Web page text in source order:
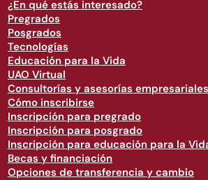
¿En qué estás interesado?
Pregrados
Posgrados
Tecnologías
Educación para la Vida
UAO Virtual
Consultorías y asesorías empresariales
Cómo inscribirse
Inscripción para pregrado
Inscripción para posgrado
Inscripción para educación para la
Becas y financiación
Opciones de transferencia y cambio